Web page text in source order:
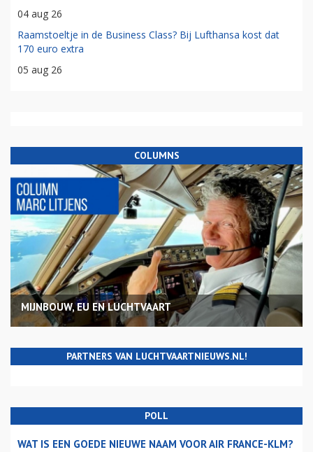
04 aug 26
Raamstoeltje in de Business Class? Bij Lufthansa kost dat
170 euro extra
05 aug 26
COLUMNS
MIJNBOUW, EU EN LUCHTVAART
PARTNERS VAN LUCHTVAARTNIEUWS.NL!
POLL
WAT IS EEN GOEDE NIEUWE NAAM VOOR AIR FRANCE-KLM?